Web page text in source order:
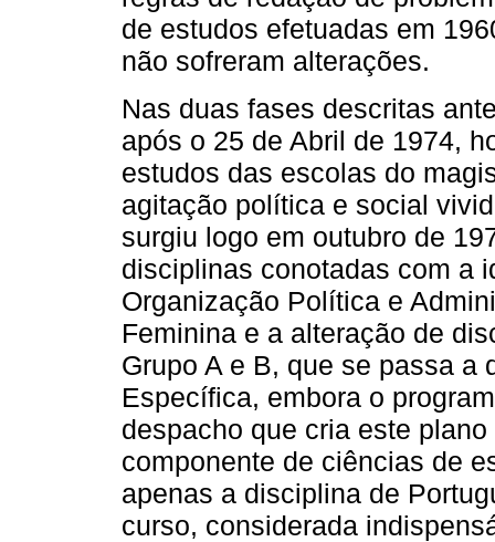
de estudos efetuadas em
não sofreram alterações.
Nas duas fases descritas
após o 25 de Abril de 1974,
estudos das escolas do
agitação política e social
surgiu logo em outubro de
disciplinas conotadas com a
Organização Política e
Feminina e a alteração de
Grupo A e B, que se passa a
Específica, embora o
despacho que cria este
componente de ciências de
apenas a disciplina de
curso, considerada